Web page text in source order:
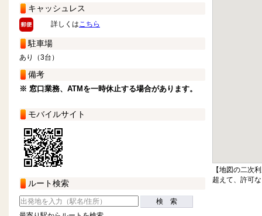
キャッシュレス
詳しくはこちら
駐車場
あり（3台）
備考
※ 窓口業務、ATMを一時休止する場合があります。
モバイルサイト
ルート検索
検 索
【地図の二次
超えて、許可